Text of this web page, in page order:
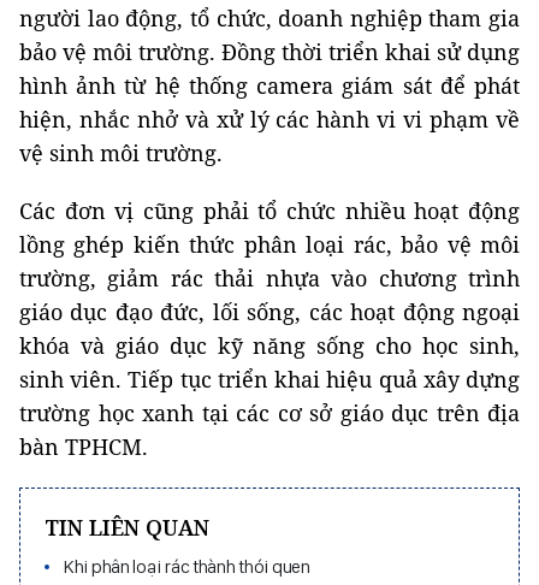
người lao động, tổ chức, doanh nghiệp tham gia
bảo vệ môi trường. Đồng thời triển khai sử dụng
hình ảnh từ hệ thống camera giám sát để phát
hiện, nhắc nhở và xử lý các hành vi vi phạm về
vệ sinh môi trường.
Các đơn vị cũng phải tổ chức nhiều hoạt động
lồng ghép kiến thức phân loại rác, bảo vệ môi
trường, giảm rác thải nhựa vào chương trình
giáo dục đạo đức, lối sống, các hoạt động ngoại
khóa và giáo dục kỹ năng sống cho học sinh,
sinh viên. Tiếp tục triển khai hiệu quả xây dựng
trường học xanh tại các cơ sở giáo dục trên địa
bàn TPHCM.
TIN LIÊN QUAN
Khi phân loại rác thành thói quen